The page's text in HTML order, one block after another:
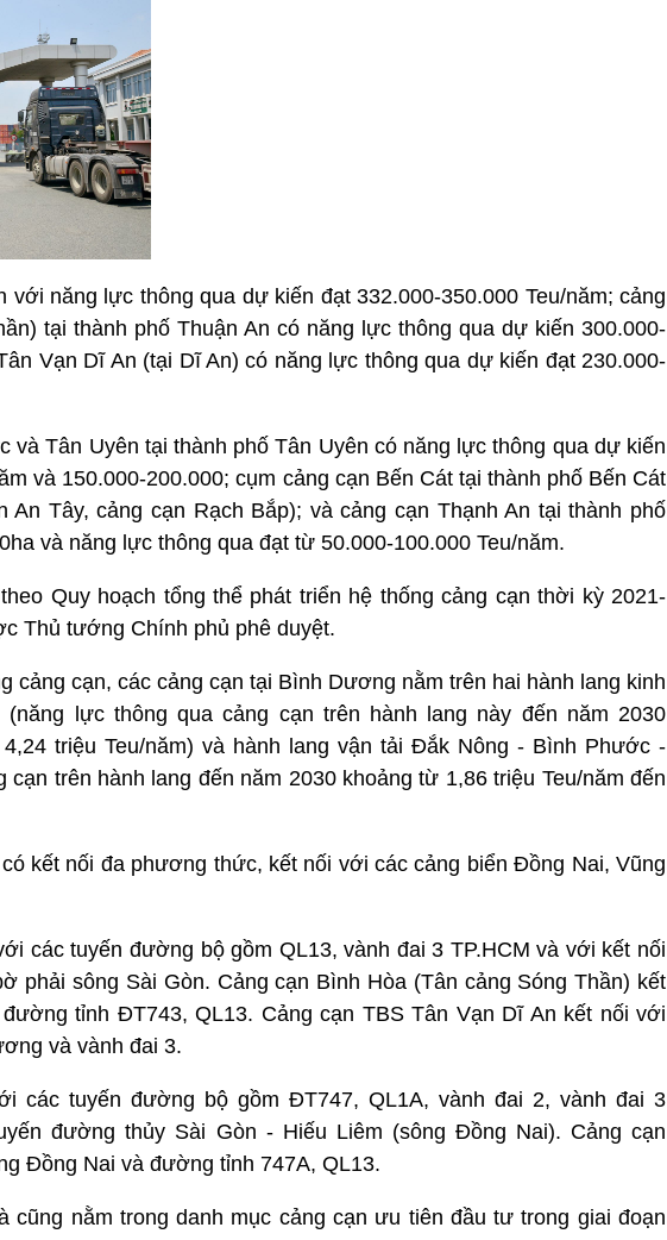
với năng lực thông qua dự kiến đạt 332.000-350.000 Teu/năm; cảng
tại thành phố Thuận An có năng lực thông qua dự kiến 300.000-
Vạn Dĩ An (tại Dĩ An) có năng lực thông qua dự kiến đạt 230.000-
và Tân Uyên tại thành phố Tân Uyên có năng lực thông qua dự kiến
và 150.000-200.000; cụm cảng cạn Bến Cát tại thành phố Bến Cát
An Tây, cảng cạn Rạch Bắp); và cảng cạn Thạnh An tại thành phố
và năng lực thông qua đạt từ 50.000-100.000 Teu/năm.
Quy hoạch tổng thể phát triển hệ thống cảng cạn thời kỳ 2021-
Thủ tướng Chính phủ phê duyệt.
cảng cạn, các cảng cạn tại Bình Dương nằm trên hai hành lang kinh
lực thông qua cảng cạn trên hành lang này đến năm 2030
triệu Teu/năm) và hành lang vận tải Đắk Nông - Bình Phước -
cạn trên hành lang đến năm 2030 khoảng từ 1,86 triệu Teu/năm đến
kết nối đa phương thức, kết nối với các cảng biển Đồng Nai, Vũng
các tuyến đường bộ gồm QL13, vành đai 3 TP.HCM và với kết nối
phải sông Sài Gòn. Cảng cạn Bình Hòa (Tân cảng Sóng Thần) kết
tỉnh ĐT743, QL13. Cảng cạn TBS Tân Vạn Dĩ An kết nối với
và vành đai 3.
các tuyến đường bộ gồm ĐT747, QL1A, vành đai 2, vành đai 3
đường thủy Sài Gòn - Hiếu Liêm (sông Đồng Nai). Cảng cạn
Đồng Nai và đường tỉnh 747A, QL13.
cũng nằm trong danh mục cảng cạn ưu tiên đầu tư trong giai đoạn